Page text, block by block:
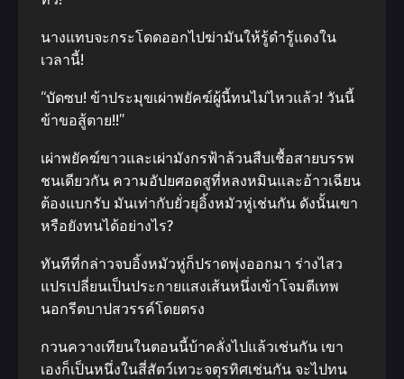
นางแทบจะกระโดดออกไปฆ่ามันให้รู้ดำรู้แดงใน
เวลานี้!
“บัดซบ! ข้าประมุขเผ่าพยัคฆ์ผู้นี้ทนไม่ไหวแล้ว! วันนี้
ข้าขอสู้ตาย!!”
เผ่าพยัคฆ์ขาวและเผ่ามังกรฟ้าล้วนสืบเชื้อสายบรรพ
ชนเดียวกัน ความอัปยศอดสูที่หลงหมินและอ้าวเฉียน
ต้องแบกรับ มันเท่ากับยั่วยุอิ้งหมัวหู่เช่นกัน ดังนั้นเขา
หรือยังทนได้อย่างไร?
ทันทีที่กล่าวจบอิ้งหมัวหู่ก็ปราดพุ่งออกมา ร่างไสว
แปรเปลี่ยนเป็นประกายแสงเส้นหนึ่งเข้าโจมตีเทพ
นอกรีตบาปสวรรค์โดยตรง
กวนควางเทียนในตอนนี้บ้าคลั่งไปแล้วเช่นกัน เขา
เองก็เป็นหนึ่งในสี่สัตว์เทวะจตุรทิศเช่นกัน จะไปทน